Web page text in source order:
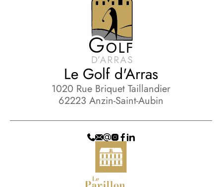
Le Golf d'Arras
1020 Rue Briquet Taillandier
62223 Anzin-Saint-Aubin